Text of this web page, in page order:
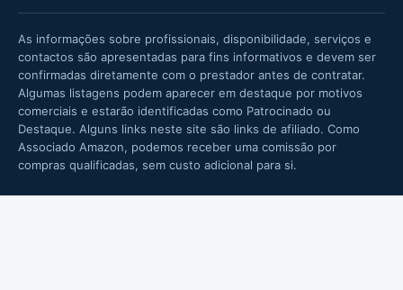
As informações sobre profissionais, disponibilidade, serviços e
contactos são apresentadas para fins informativos e devem ser
confirmadas diretamente com o prestador antes de contratar.
Algumas listagens podem aparecer em destaque por motivos
comerciais e estarão identificadas como Patrocinado ou
Destaque. Alguns links neste site são links de afiliado. Como
Associado Amazon, podemos receber uma comissão por
compras qualificadas, sem custo adicional para si.